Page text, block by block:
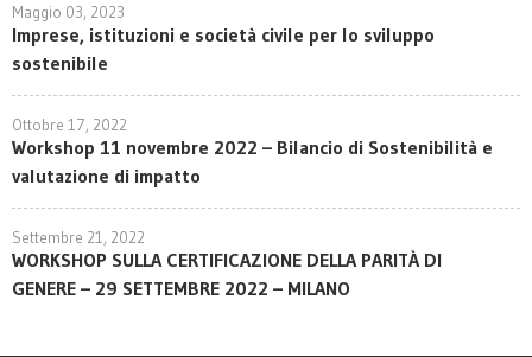
Maggio 03, 2023
Imprese, istituzioni e società civile per lo sviluppo
sostenibile
Ottobre 17, 2022
Workshop 11 novembre 2022 – Bilancio di Sostenibilità e
valutazione di impatto
Settembre 21, 2022
WORKSHOP SULLA CERTIFICAZIONE DELLA PARITÀ DI
GENERE – 29 SETTEMBRE 2022 – MILANO